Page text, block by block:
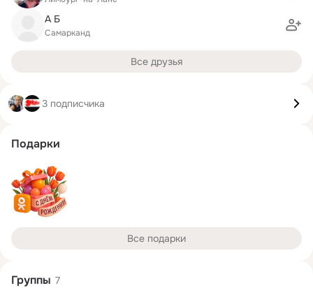
А Б
Самарканд
Все друзья
3 подписчика
Подарки
Все подарки
Группы 7